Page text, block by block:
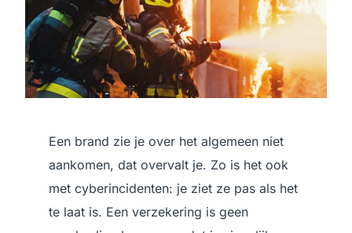
Een brand zie je over het algemeen niet
aankomen, dat overvalt je. Zo is het ook
met cyberincidenten: je ziet ze pas als het
te laat is. Een verzekering is geen